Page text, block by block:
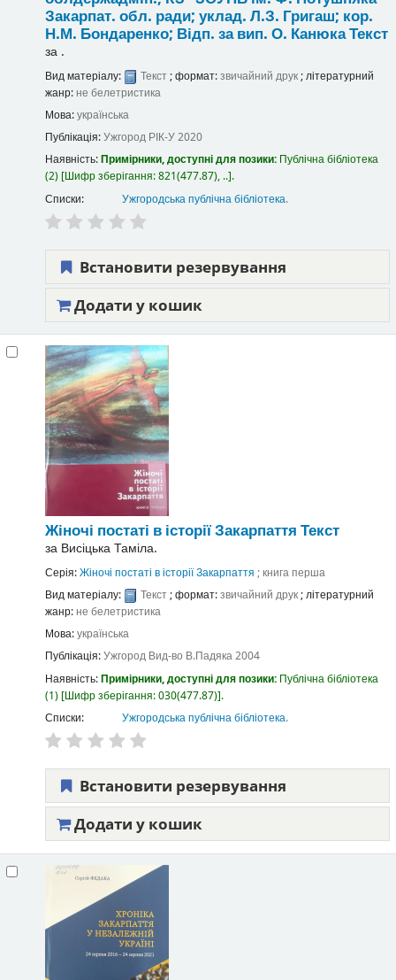
Закарпат. обл. ради; уклад. Л.З. Григаш; кор.
Н.М. Бондаренко; Відп. за вип. О. КанюкаТекст
за .
Вид матеріалу: Текст; формат:звичайний друк; літературний
жанр: не белетристика
Мова:українська
Публікація:Ужгород РІК-У2020
Наявність:Примірники, доступні для позики: Публічна бібліотека
(2) Шифр зберігання:821(477.87), .. .
Списки:
Ужгородська публічна бібліотека.
Встановити резервування
Додати у кошик
Жіночі постаті в історії Закарпаття Текст
за Висіцька Таміла.
Серія:Жіночі постаті в історії Закарпаття ; книга перша
Вид матеріалу:
Текст; формат:звичайний друк; літературний
жанр:не белетристика
Мова:українська
Публікація:Ужгород Вид-во В.Падяка2004
Наявність:Примірники, доступні для позики: Публічна бібліотека
(1) Шифр зберігання:030(477.87) .
Списки:
Ужгородська публічна бібліотека.
Встановити резервування
Додати у кошик